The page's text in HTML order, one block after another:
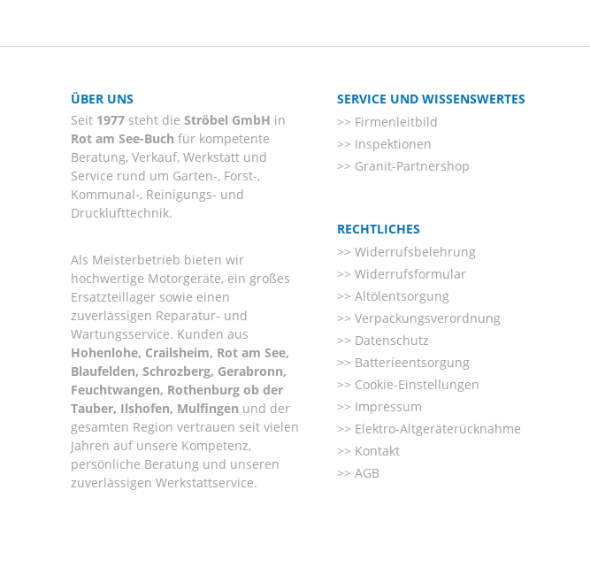
ÜBER UNS
Seit 1977 steht die Ströbel GmbH in
Rot am See-Buch für kompetente
Beratung, Verkauf, Werkstatt und
Service rund um Garten-, Forst-,
Kommunal-, Reinigungs- und
Drucklufttechnik.
Als Meisterbetrieb bieten wir
hochwertige Motorgeräte, ein großes
Ersatzteillager sowie einen
zuverlässigen Reparatur- und
Wartungsservice. Kunden aus
Hohenlohe, Crailsheim, Rot am See,
Blaufelden, Schrozberg, Gerabronn,
Feuchtwangen, Rothenburg ob der
Tauber, Ilshofen, Mulfingen und der
gesamten Region vertrauen seit vielen
Jahren auf unsere Kompetenz,
persönliche Beratung und unseren
zuverlässigen Werkstattservice.
SERVICE UND WISSENSWERTES
Firmenleitbild
Inspektionen
Granit-Partnershop
RECHTLICHES
Widerrufsbelehrung
Widerrufsformular
Altölentsorgung
Verpackungsverordnung
Datenschutz
Batterieentsorgung
Cookie-Einstellungen
Impressum
Elektro-Altgeräterücknahme
Kontakt
AGB